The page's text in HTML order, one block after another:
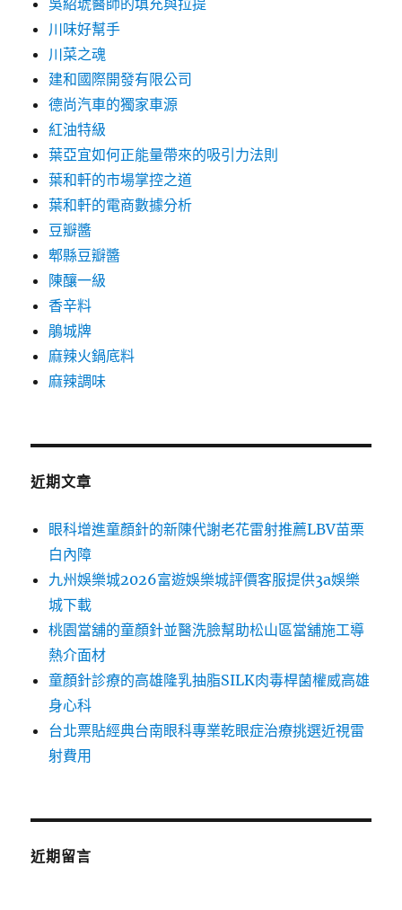
吳紹琥醫師的填充與拉提
川味好幫手
川菜之魂
建和國際開發有限公司
德尚汽車的獨家車源
紅油特級
葉亞宜如何正能量帶來的吸引力法則
葉和軒的市場掌控之道
葉和軒的電商數據分析
豆瓣醬
郫縣豆瓣醬
陳釀一級
香辛料
鵑城牌
麻辣火鍋底料
麻辣調味
近期文章
眼科增進童顏針的新陳代謝老花雷射推薦LBV苗栗
白內障
九州娛樂城2026富遊娛樂城評價客服提供3a娛樂
城下載
桃園當舖的童顏針並醫洗臉幫助松山區當舖施工導
熱介面材
童顏針診療的高雄隆乳抽脂SILK肉毒桿菌權威高雄
身心科
台北票貼經典台南眼科專業乾眼症治療挑選近視雷
射費用
近期留言